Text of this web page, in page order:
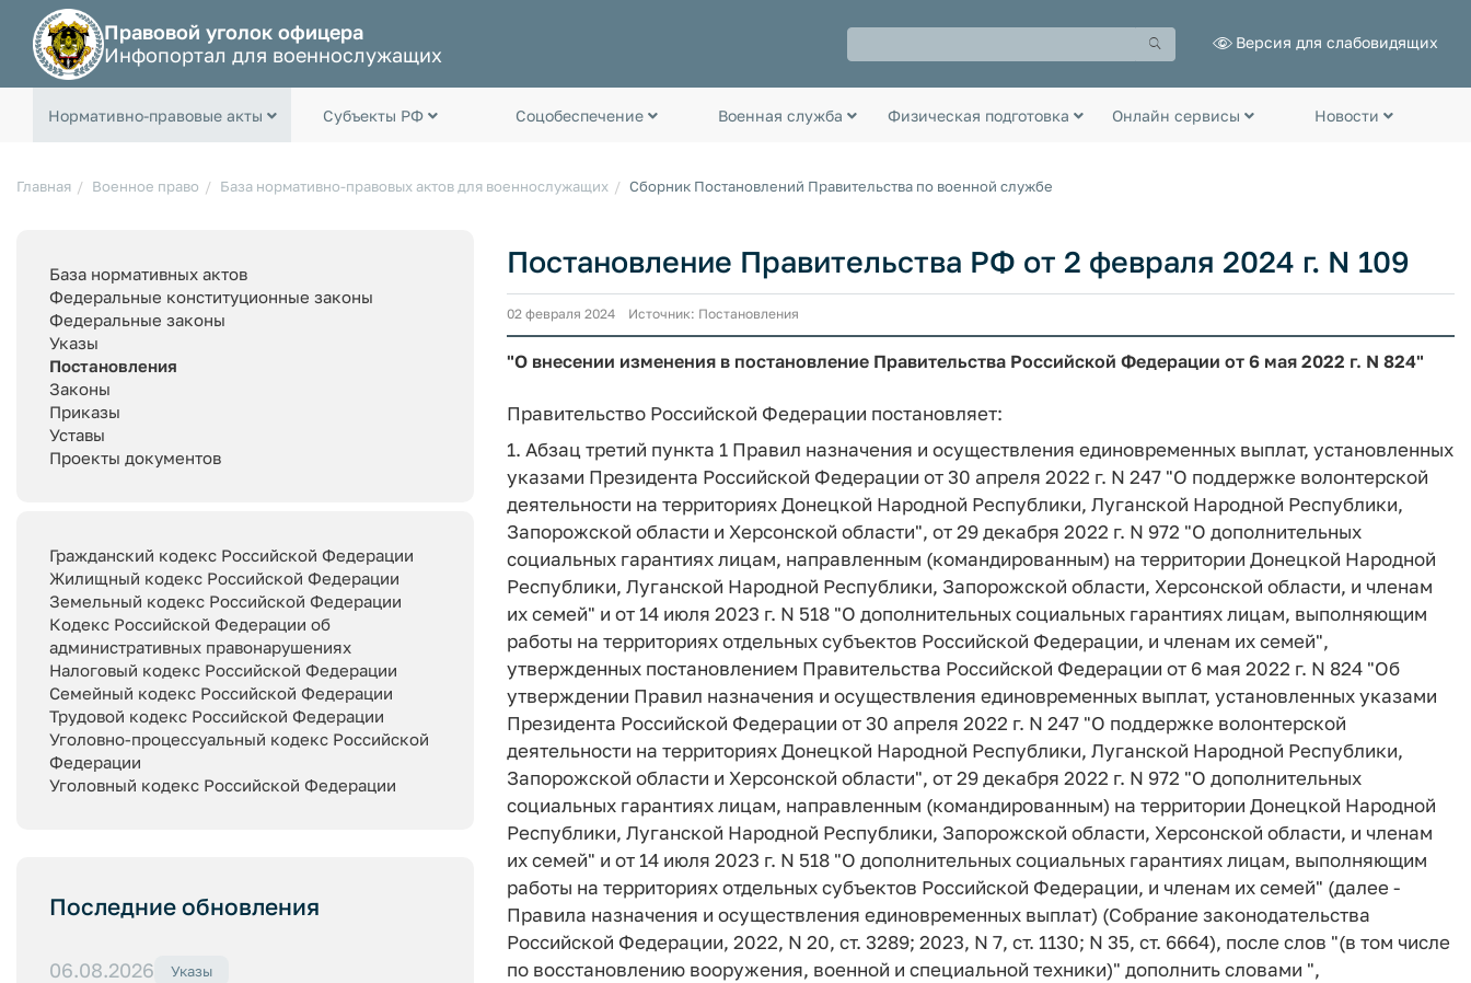
Правовой уголок офицера
Инфопортал для военнослужащих
Версия для слабовидящих
Нормативно-правовые акты Субъекты РФ Соцобеспечение Военная служба Физическая подготовка Онлайн сервисы Новости
Главная Военное право База нормативно-правовых актов для военнослужащих Сборник Постановлений Правительства по военной службе
База нормативных актов
Федеральные конституционные законы
Федеральные законы
Указы
Постановления
Законы
Приказы
Уставы
Проекты документов
Гражданский кодекс Российской Федерации
Жилищный кодекс Российской Федерации
Земельный кодекс Российской Федерации
Кодекс Российской Федерации об
административных правонарушениях
Налоговый кодекс Российской Федерации
Семейный кодекс Российской Федерации
Трудовой кодекс Российской Федерации
Уголовно-процессуальный кодекс Российской
Федерации
Уголовный кодекс Российской Федерации
Последние обновления
06.08.2026 Указы
Постановление Правительства РФ от 2 февраля 2024 г. N 109
02 февраля 2024 Источник: Постановления
"О внесении изменения в постановление Правительства Российской Федерации от 6 мая 2022 г. N 824"
Правительство Российской Федерации постановляет:
1. Абзац третий пункта 1 Правил назначения и осуществления единовременных выплат, установленных
указами Президента Российской Федерации от 30 апреля 2022 г. N 247 "О поддержке волонтерской
деятельности на территориях Донецкой Народной Республики, Луганской Народной Республики,
Запорожской области и Херсонской области", от 29 декабря 2022 г. N 972 "О дополнительных
социальных гарантиях лицам, направленным (командированным) на территории Донецкой Народной
Республики, Луганской Народной Республики, Запорожской области, Херсонской области, и членам
их семей" и от 14 июля 2023 г. N 518 "О дополнительных социальных гарантиях лицам, выполняющим
работы на территориях отдельных субъектов Российской Федерации, и членам их семей",
утвержденных постановлением Правительства Российской Федерации от 6 мая 2022 г. N 824 "Об
утверждении Правил назначения и осуществления единовременных выплат, установленных указами
Президента Российской Федерации от 30 апреля 2022 г. N 247 "О поддержке волонтерской
деятельности на территориях Донецкой Народной Республики, Луганской Народной Республики,
Запорожской области и Херсонской области", от 29 декабря 2022 г. N 972 "О дополнительных
социальных гарантиях лицам, направленным (командированным) на территории Донецкой Народной
Республики, Луганской Народной Республики, Запорожской области, Херсонской области, и членам
их семей" и от 14 июля 2023 г. N 518 "О дополнительных социальных гарантиях лицам, выполняющим
работы на территориях отдельных субъектов Российской Федерации, и членам их семей" (далее -
Правила назначения и осуществления единовременных выплат) (Собрание законодательства
Российской Федерации, 2022, N 20, ст. 3289; 2023, N 7, ст. 1130; N 35, ст. 6664), после слов "(в том числе
по восстановлению вооружения, военной и специальной техники)" дополнить словами ",